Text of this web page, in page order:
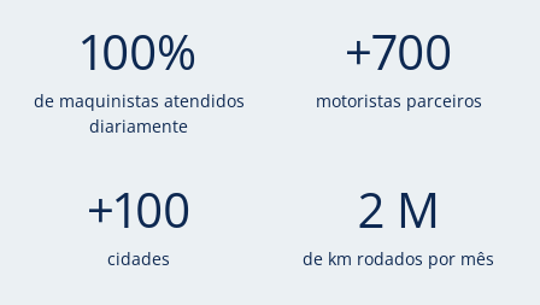
100%
de maquinistas atendidos
diariamente
+700
motoristas parceiros
+100
cidades
2 M
de km rodados por mês